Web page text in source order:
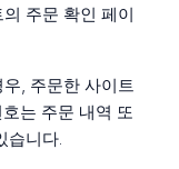
주문 확인 페이
, 주문한 사이트
는 주문 내역 또
습니다.